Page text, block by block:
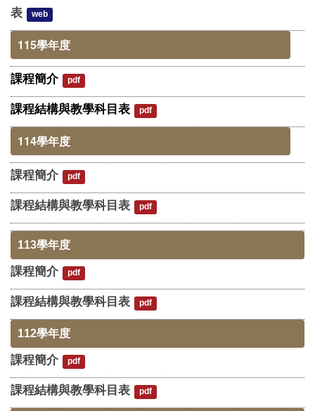
表
web
115學年度
課程簡介 pdf
課程結構與教學科目表 pdf
114學年度
課程簡介 pdf
課程結構與教學科目表 pdf
113學年度
課程簡介 pdf
課程結構與教學科目表 pdf
112學年度
課程簡介 pdf
課程結構與教學科目表 pdf